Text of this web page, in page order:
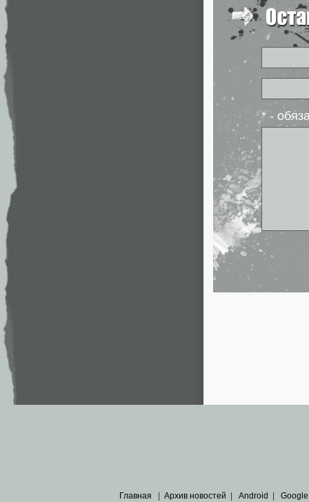
* -
Главная Архив новостей Android Google